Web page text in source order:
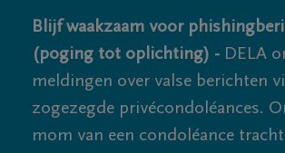
Blijf waakzaam voor
(poging tot oplichting) - DELA
meldingen over valse berichten
zogezegde privécondoléances.
mom van een condoléance